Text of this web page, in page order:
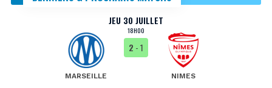
JEU 30 JUILLET
18H00
MARSEILLE
2 - 1
NIMES